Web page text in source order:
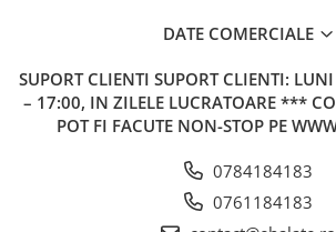
DATE COMERCIALE
SUPORT CLIENTI SUPORT CLIENTI:
– 17:00, IN ZILELE LUCRATOARE ***
POT FI FACUTE NON-STOP PE
0784184183
0761184183